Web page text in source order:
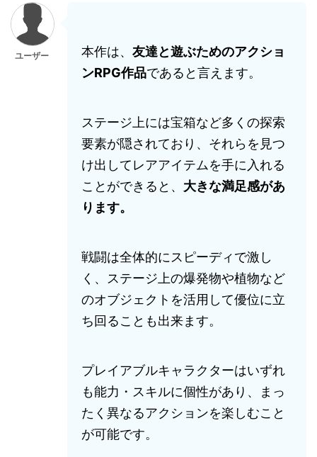
ユーザー 本作は、 友達と遊ぶためのアクショ
ンRPG作品であると言えます。
ステージ上には宝箱など多くの探索
要素が隠されており、それらを見つ
け出してレアアイテムを手に入れる
ことができると、 大きな満足感があ
ります。
戦闘は全体的にスピーディで激し
く、ステージ上の爆発物や植物など
のオブジェクトを活用して優位に立
ち回ることも出来ます。
プレイアブルキャラクターはいずれ
も能力・スキルに個性があり、まっ
たく異なるアクションを楽しむこと
が可能です。